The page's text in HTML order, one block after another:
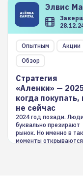
Элвис
Опытным
Акции
Обзор
Стратегия
«Аленки» —
когда покупать,
не сейчас
2024 год позади. Люди
буквально презирают
рынок. Но именно в
моменты открываются